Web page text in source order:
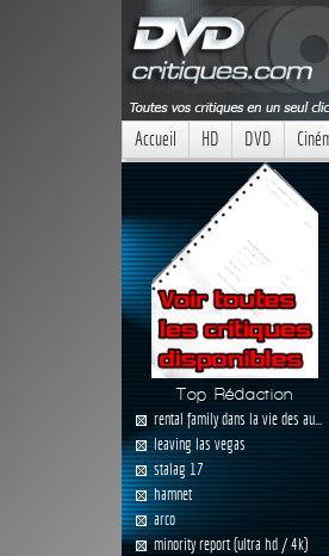
Accueil HD DVD
Top Rédaction
rental family dans la vie des au...
leaving las vegas
stalag 17
hamnet
arco
minority report (ultra hd / 4k)